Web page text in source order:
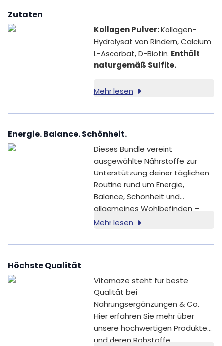
Zutaten
Kollagen Pulver:Kollagen-
Hydrolysat von Rindern, Calcium
L-Ascorbat, D-Biotin. Enthält
naturgemäß Sulfite.
Mehr lesen
Energie. Balance. Schönheit.
Dieses Bundle vereint
ausgewählte Nährstoffe zur
Unterstützung deiner täglichen
Routine rund um Energie,
Balance, Schönheit und
allgemeines Wohlbefinden –
ideal für einen bewussten
Mehr lesen
Höchste Qualität
Vitamaze steht für beste
Qualität bei
Nahrungsergänzungen & Co.
Hier erfahren Sie mehr über
unsere hochwertigen Produkte
und deren Rohstoffe.